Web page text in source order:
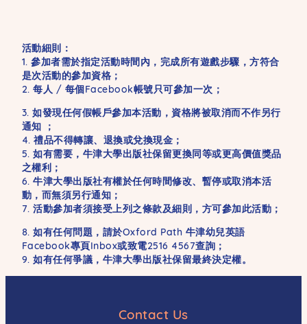
活動細則：
1. 參加者需於指定活動時間內，完成所有遊戲步驟，方符合
是次活動的參加資格；
2. 每人 / 每個Facebook帳號只可參加一次；
3. 如發現任何假帳戶參加本活動，資格將被取消而不作另行
通知 ；
4. 禮品不得轉讓、退換或兌換現金；
5. 如有需要，牛津大學出版社保留更換同等或更高價值獎品
之權利；
6. 牛津大學出版社有權於任何時間修改、暫停或取消本活
動，而無須另行通知；
7. 活動參加者須接受上列之條款及細則，方可參加此活動；
8. 如有任何問題，請於Oxford Path 牛津幼兒英語
Facebook專頁Inbox或致電2516 4567查詢；
9. 如有任何爭議，牛津大學出版社保留最終決定權。
Contact Us